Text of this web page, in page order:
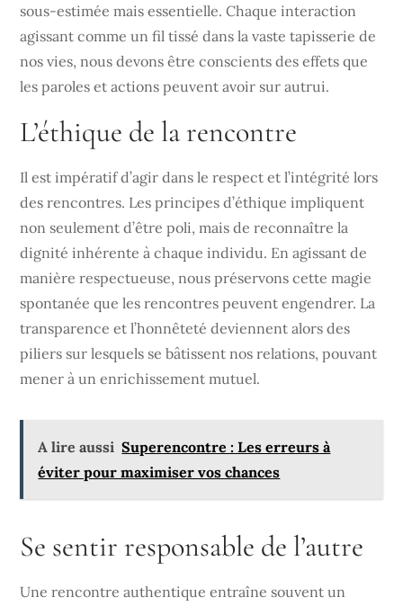
sous-estimée mais essentielle. Chaque interaction
agissant comme un fil tissé dans la vaste tapisserie de
nos vies, nous devons être conscients des effets que
les paroles et actions peuvent avoir sur autrui.
L’éthique de la rencontre
Il est impératif d’agir dans le respect et l’intégrité lors
des rencontres. Les principes d’éthique impliquent
non seulement d’être poli, mais de reconnaître la
dignité inhérente à chaque individu. En agissant de
manière respectueuse, nous préservons cette magie
spontanée que les rencontres peuvent engendrer. La
transparence et l’honnêteté deviennent alors des
piliers sur lesquels se bâtissent nos relations, pouvant
mener à un enrichissement mutuel.
A lire aussi Superencontre : Les erreurs à
éviter pour maximiser vos chances
Se sentir responsable de l’autre
Une rencontre authentique entraîne souvent un